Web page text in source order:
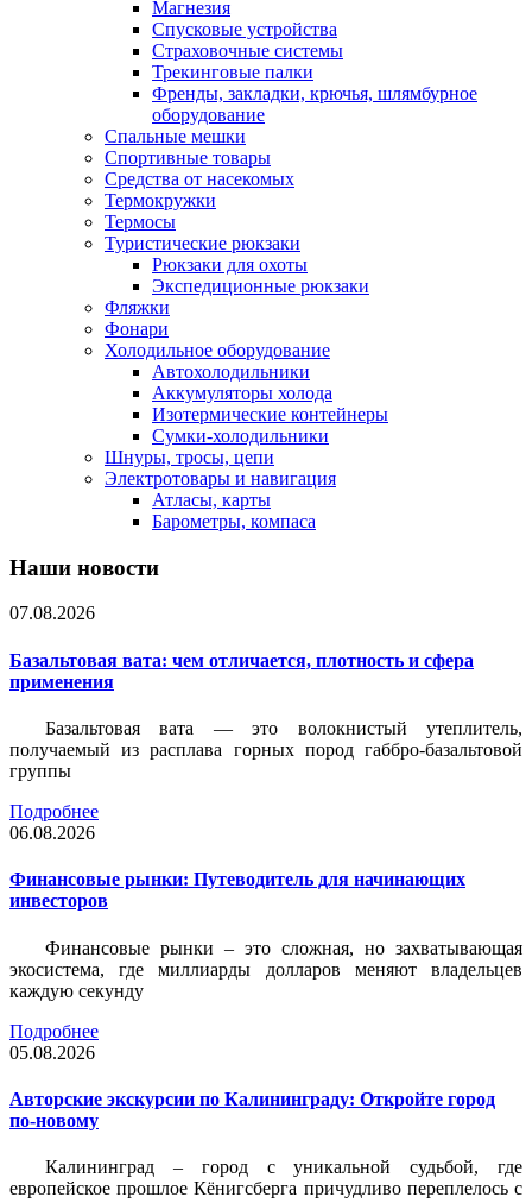
Магнезия
Спусковые устройства
Страховочные системы
Трекинговые палки
Френды, закладки, крючья, шлямбурное
оборудование
Спальные мешки
Спортивные товары
Средства от насекомых
Термокружки
Термосы
Туристические рюкзаки
Рюкзаки для охоты
Экспедиционные рюкзаки
Фляжки
Фонари
Холодильное оборудование
Автохолодильники
Аккумуляторы холода
Изотермические контейнеры
Сумки-холодильники
Шнуры, тросы, цепи
Электротовары и навигация
Атласы, карты
Барометры, компаса
Наши новости
07.08.2026
Базальтовая вата: чем отличается, плотность и сфера
применения
Базальтовая вата — это волокнистый утеплитель,
получаемый из расплава горных пород габбро-базальтовой
группы
Подробнее
06.08.2026
Финансовые рынки: Путеводитель для начинающих
инвесторов
Финансовые рынки – это сложная, но захватывающая
экосистема, где миллиарды долларов меняют владельцев
каждую секунду
Подробнее
05.08.2026
Авторские экскурсии по Калининграду: Откройте город
по-новому
Калининград – город с уникальной судьбой, где
европейское прошлое Кёнигсберга причудливо переплелось с